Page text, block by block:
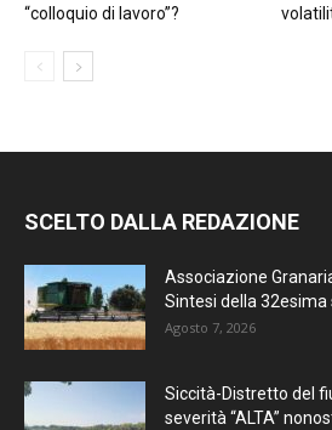
“colloquio di lavoro”?
SCELTO DALLA REDAZIONE
Associazione
Sintesi della
Agosto 7, 2026
Siccità-Distretto del
severità “ALTA”